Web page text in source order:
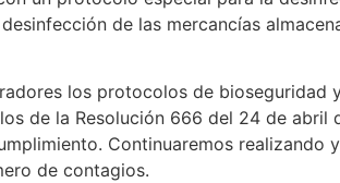
de las mercancías
los protocolos de
de la Resolución 666 del 24 de abril
Continuaremos realizando
de contagios.